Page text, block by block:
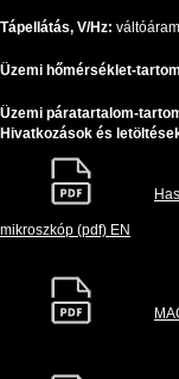
Tápellátás, V/Hz:
Üzemi hőmérséklet-
Üzemi páratartalom-
Hivatkozások és
mikroszkóp (pdf) EN